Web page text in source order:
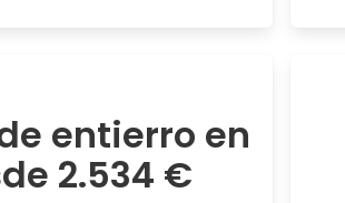
entierro en
2.534 €